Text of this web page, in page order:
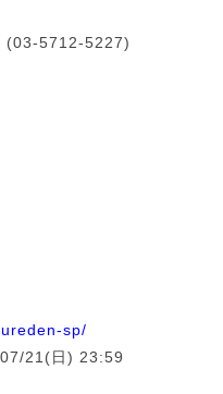
(03-5712-5227)
sp/
21(日) 23:59